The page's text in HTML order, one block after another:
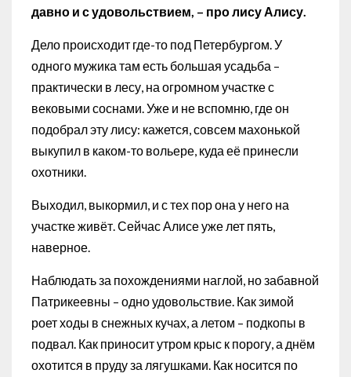
давно и с удовольствием, – про лису Алису.
Дело происходит где-то под Петербургом. У
одного мужика там есть большая усадьба –
практически в лесу, на огромном участке с
вековыми соснами. Уже и не вспомню, где он
подобрал эту лису: кажется, совсем махонькой
выкупил в каком-то вольере, куда её принесли
охотники.
Выходил, выкормил, и с тех пор она у него на
участке живёт. Сейчас Алисе уже лет пять,
наверное.
Наблюдать за похождениями наглой, но забавной
Патрикеевны – одно удовольствие. Как зимой
роет ходы в снежных кучах, а летом – подкопы в
подвал. Как приносит утром крыс к порогу, а днём
охотится в пруду за лягушками. Как носится по